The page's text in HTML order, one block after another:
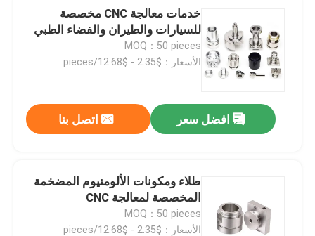
خدمات معالجة CNC مخصصة
للسيارات والطيران والفضاء الطبي
MOQ：50 pieces
الأسعار：$2.35 - $12.68/pieces
افضل سعر اتصل بنا
طلاء ومكونات الألومنيوم المضخمة
المخصصة لمعالجة CNC
MOQ：50 pieces
الأسعار：$2.35 - $12.68/pieces